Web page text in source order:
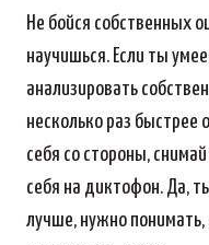
Не бойся собственных
научишься. Если ты
анализировать
несколько раз быстрее
себя со стороны,
себя на диктофон. Да,
лучше, нужно